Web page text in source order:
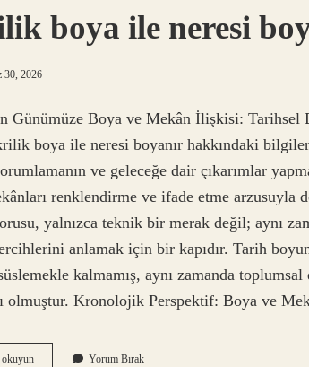
boya ile neresi
30, 2026
Günümüze Boya ve Mekân İlişkisi: Tarihsel
boya ile neresi boyanır hakkındaki
ve geleceğe dair çıkarımlar
renklendirme ve ifade etme
yalnızca teknik bir merak değil; aynı
anlamak için bir kapıdır. Tarih
kalmamış, aynı zamanda
olmuştur. Kronolojik Perspektif: Boya ve
okuyunAkrilik
Yorum Bırak